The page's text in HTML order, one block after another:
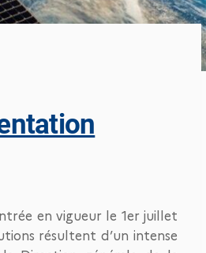
en vigueur le 1er juillet
résultent d’un intense